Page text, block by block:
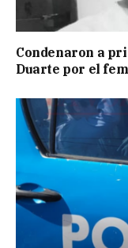
Condenaron a
Duarte por el